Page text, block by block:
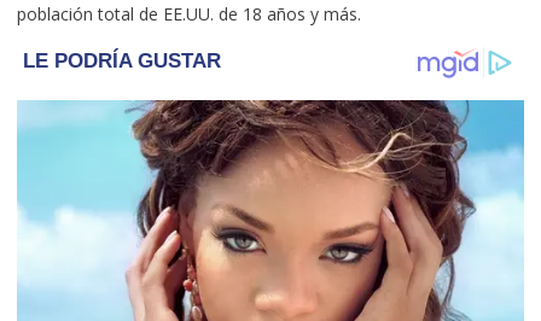
población total de EE.UU. de 18 años y más.